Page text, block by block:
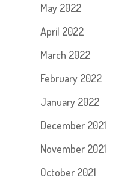
May 2022
April 2022
March 2022
February 2022
January 2022
December 2021
November 2021
October 2021